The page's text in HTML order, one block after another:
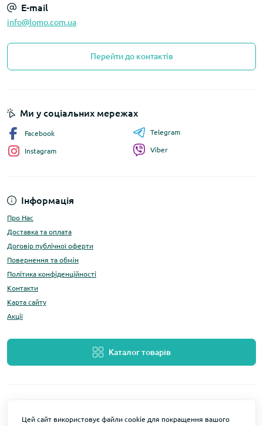
E-mail
info@lomo.com.ua
Перейти до контактів
Інформація
Про Нас
Доставка та оплата
Договір публічної оферти
Повернення та обмін
Політика конфіденційності
Контакти
Карта сайту
Акції
Каталог товарів
Ми у соціальних мережах
Facebook
Instagram
Telegram
Viber
Цей сайт використовує файли cookie для покращення вашого